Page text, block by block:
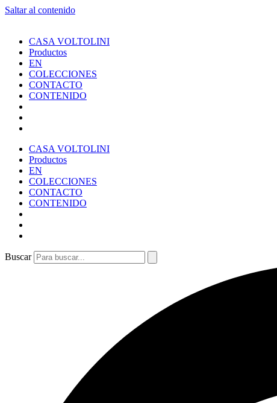
Saltar al contenido
CASA VOLTOLINI
Productos
EN
COLECCIONES
CONTACTO
CONTENIDO
CASA VOLTOLINI
Productos
EN
COLECCIONES
CONTACTO
CONTENIDO
Buscar